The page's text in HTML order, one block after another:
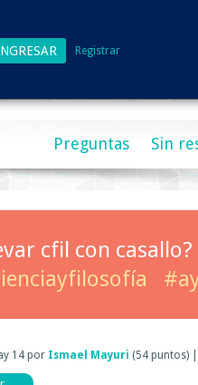
Registrar
Preguntas Sin
cfil con
14 por Ismael Mayuri (54 puntos)